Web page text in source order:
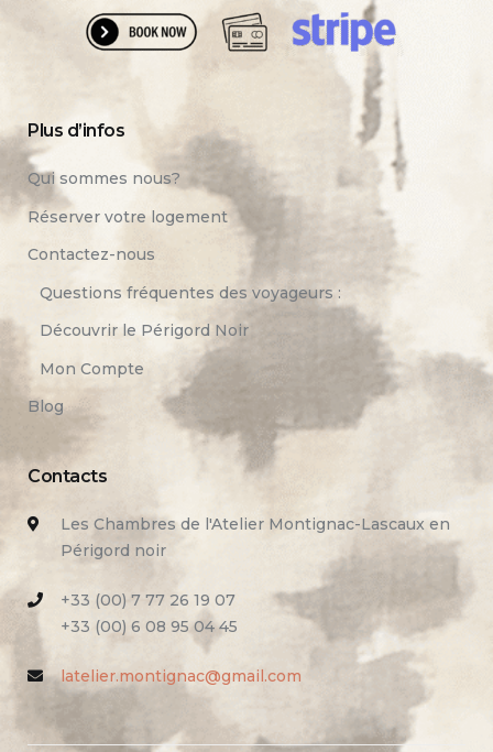
Plus d’infos
Qui sommes nous?
Réserver votre logement
Contactez-nous
Questions fréquentes des voyageurs :
Découvrir le Périgord Noir
Mon Compte
Blog
Contacts
Les Chambres de l'Atelier Montignac-Lascaux en
Périgord noir
+33 (00) 7 77 26 19 07
+33 (00) 6 08 95 04 45
latelier.montignac@gmail.com